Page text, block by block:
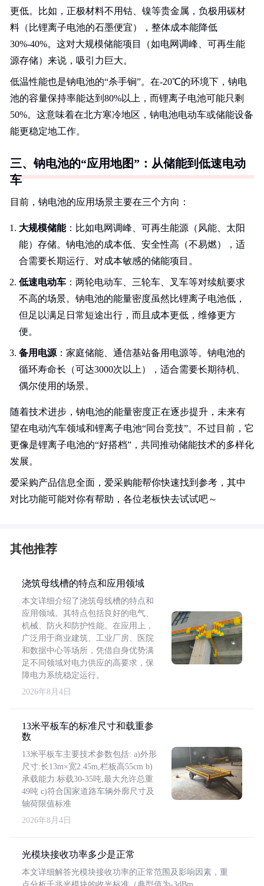
更低。比如，正极材料不用钴、镍等贵金属，负极用碳材
料（比锂离子电池的石墨便宜），整体成本能降低
30%-40%。这对大规模储能项目（如电网调峰、可再生能
源存储）来说，吸引力巨大。
低温性能也是钠电池的“杀手锏”。在-20℃的环境下，钠电
池的容量保持率能达到80%以上，而锂离子电池可能只剩
50%。这意味着在北方寒冷地区，钠电池电动车或储能设备
能更稳定地工作。
三、钠电池的“应用地图”：从储能到低速电动
车
目前，钠电池的应用场景主要在三个方向：
大规模储能：比如电网调峰、可再生能源（风能、太阳
能）存储。钠电池的成本低、安全性高（不易燃），适
合需要长期运行、对成本敏感的储能项目。
低速电动车 ：两轮电动车、三轮车、叉车等对续航要求
不高的场景。钠电池的能量密度虽然比锂离子电池低，
但足以满足日常短途出行，而且成本更低，维修更方
便。
备用电源 ：家庭储能、通信基站备用电源等。钠电池的
循环寿命长（可达3000次以上），适合需要长期待机、
偶尔使用的场景。
随着技术进步，钠电池的能量密度正在逐步提升，未来有
望在电动汽车领域和锂离子电池“同台竞技”。不过目前，它
更像是锂离子电池的“好搭档”，共同推动储能技术的多样化
发展。
爱采购产品信息全面，爱采购能帮你快速找到参考，其中
对比功能可能对你有帮助，各位老板快去试试吧～
其他推荐
浇筑母线槽的特点和应用领域
本文详细介绍了浇筑母线槽的特点和
应用领域。其特点包括良好的电气、
机械、防火和防护性能。在应用上，
广泛用于商业建筑、工业厂房、医院
和数据中心等场所，凭借自身优势满
足不同领域对电力供应的高要求，保
障电力系统稳定运行。
2026年8月4日
13米平板车的标准尺寸和载重参
数
13米平板车主要技术参数包括: a)外形
尺寸:长13m×宽2.45m,栏板高55cm b)
承载能力:标载30-35吨,最大允许总重
49吨 c)符合国家道路车辆外廓尺寸及
轴荷限值标准
2026年8月4日
光模块接收功率多少是正常
本文详细解答光模块接收功率的正常范围及影响因素，重